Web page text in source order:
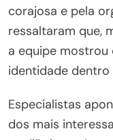
corajosa e pela
ressaltaram que,
a equipe
identidade dentro
Especialistas
dos mais